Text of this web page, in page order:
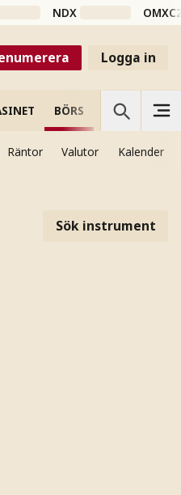
NDX
Logga in
BÖRS VETENSKAP
Räntor Valutor Kalender
Sök instrument